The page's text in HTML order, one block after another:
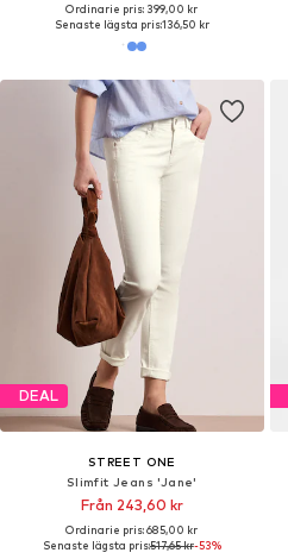
Ordinarie pris: 399,00 kr
Senaste lägsta pris:136,50 kr
DEAL
STREET ONE
Slimfit Jeans 'Jane'
Från 243,60 kr
Ordinarie pris: 685,00 kr
Senaste lägsta pris:517,65 kr-53%